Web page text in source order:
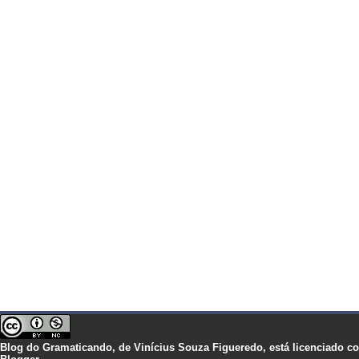
Blog do Gramaticando, de Vinícius Souza Figueredo, está licenciado